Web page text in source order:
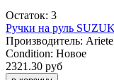
Остаток: 3
Ручки на руль
Производитель: Ariete
Condition: Новое
2321.30 руб